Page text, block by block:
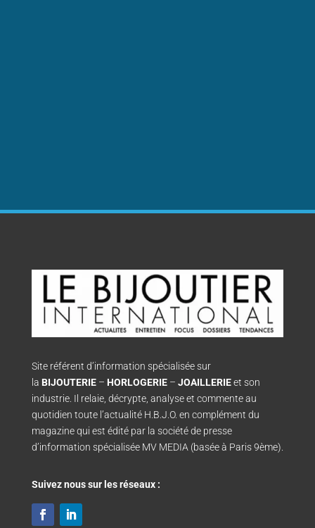
Site référent d’information spécialisée sur
la BIJOUTERIE– HORLOGERIE– JOAILLERIEet son
industrie. Il relaie, décrypte, analyse et commente au
quotidien toute l’actualité H.B.J.O. en complément du
magazine qui est édité par la société de presse
d’information spécialisée MV MEDIA (basée à Paris 9ème).
Suivez nous sur les réseaux :